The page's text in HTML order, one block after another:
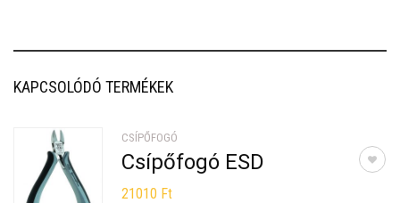
KAPCSOLÓDÓ TERMÉKEK
CSÍPŐFOGÓ
Csípőfogó ESD
21010 Ft